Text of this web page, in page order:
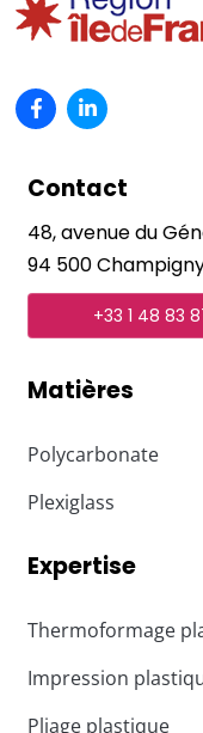
Contact
48, avenue du
94 500
+33 1 48 83
Matières
Polycarbonate
Plexiglass
Expertise
Thermoformage
Impression
Pliage plastique